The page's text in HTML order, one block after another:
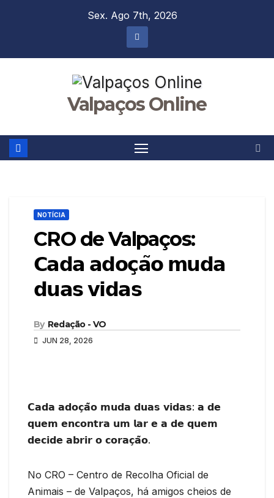
Sex. Ago 7th, 2026
Valpaços Online
NOTÍCIA
CRO de Valpaços:
𝗖𝗮𝗱𝗮 𝗮𝗱𝗼𝗰̧𝗮̃𝗼 𝗺𝘂𝗱𝗮
𝗱𝘂𝗮𝘀 𝘃𝗶𝗱𝗮𝘀
By Redação - VO
JUN 28, 2026
𝗖𝗮𝗱𝗮 𝗮𝗱𝗼𝗰̧𝗮̃𝗼 𝗺𝘂𝗱𝗮 𝗱𝘂𝗮𝘀 𝘃𝗶𝗱𝗮𝘀: 𝗮 𝗱𝗲
𝗾𝘂𝗲𝗺 𝗲𝗻𝗰𝗼𝗻𝘁𝗿𝗮 𝘂𝗺 𝗹𝗮𝗿 𝗲 𝗮 𝗱𝗲 𝗾𝘂𝗲𝗺
𝗱𝗲𝗰𝗶𝗱𝗲 𝗮𝗯𝗿𝗶𝗿 𝗼 𝗰𝗼𝗿𝗮𝗰̧𝗮̃𝗼.
No CRO – Centro de Recolha Oficial de
Animais – de Valpaços, há amigos cheios de